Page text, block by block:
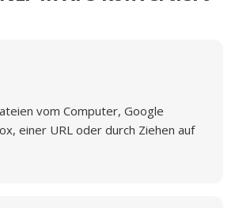
vom Computer, Google
einer URL oder durch Ziehen auf